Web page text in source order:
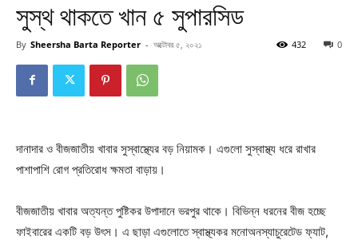
সুস্থ থাকতে খান ৫ সুপারসিড
By Sheersha Barta Reporter - অক্টোবর ৫, ২০২১ 0
432
দানাদার ও বীজজাতীয় খাবার সুস্বাস্থ্যের বড় নিয়ামক। এগুলো সুস্বাস্থ্য ধরে রাখার
পাশাপাশি রোগ প্রতিরোধ ক্ষমতা বাড়ায়।
বীজজাতীয় খাবার অত্যন্ত পুষ্টিকর উপাদানে ভরপুর থাকে। বিভিন্ন ধরনের বীজ হচ্ছে
ফাইবারের একটি বড় উৎস। এ ছাড়া এগুলোতে স্বাস্থ্যকর মনোঅনস্যাচুরেটেড ফ্যাট,